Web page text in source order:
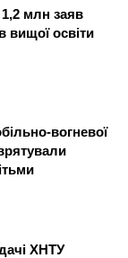
млн заяв
вищої освіти
вогневої
ХНТУ